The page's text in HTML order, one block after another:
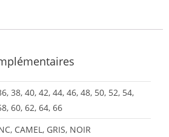
38, 40, 42, 44, 46, 48, 50, 52, 54,
60, 62, 64, 66
CAMEL, GRIS, NOIR